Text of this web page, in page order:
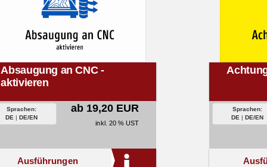
Absaugung an CNC -
aktivieren
Sprachen:
DE
DE/EN
ab 19,20 EUR
inkl. 20 % UST
Ausführungen
Sprachen:
DE
DE/EN